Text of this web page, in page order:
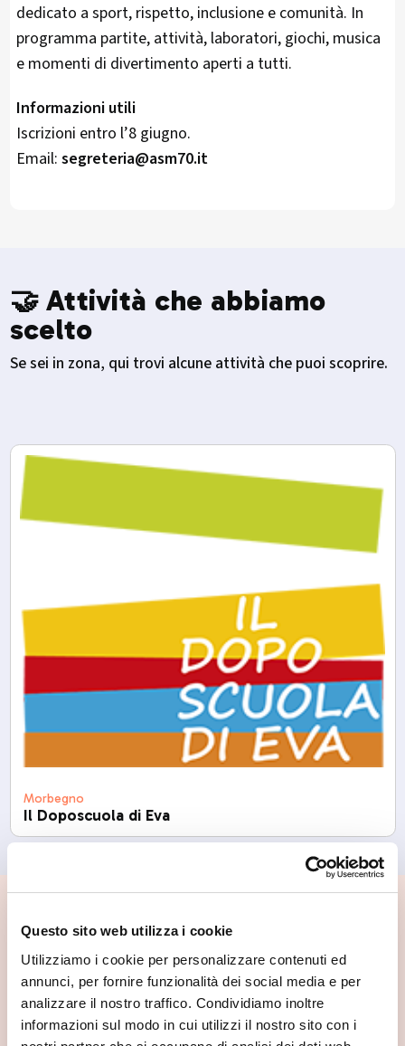
Questo sito web utilizza i cookie
Utilizziamo i cookie per personalizzare contenuti ed
annunci, per fornire funzionalità dei social media e per
analizzare il nostro traffico. Condividiamo inoltre
informazioni sul modo in cui utilizzi il nostro sito con i
dedicato a sport, rispetto, inclusione e comunità. In
programma partite, attività, laboratori, giochi, musica
e momenti di divertimento aperti a tutti.
Informazioni utili
Iscrizioni entro l’8 giugno.
Email: segreteria@asm70.it
🤝 Attività che abbiamo
scelto
Se sei in zona, qui trovi alcune attività che puoi scoprire.
Morbegno
Il Doposcuola di Eva
📍 Cosa vedere nei dintorni
Se vuoi scoprire di più su questa zona, qui trovi altri
spunti utili.